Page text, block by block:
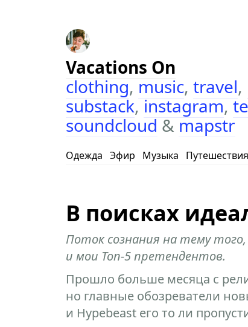
Vacations On
clothing,music, travel,
substack,instagram,
soundcloud&mapstr
Одежда Эфир Музыка Путешествия
В поисках
Поток сознания на тему того,
и мои Топ-5 претендентов.
Прошло больше месяца с
но главные обозреватели
и Hypebeast его то ли